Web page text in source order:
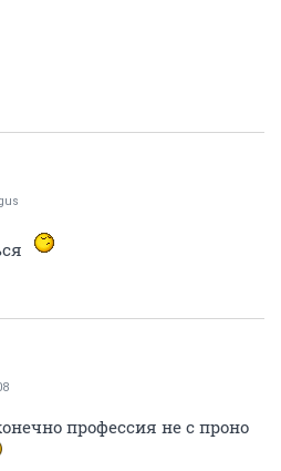
профессия не с проно